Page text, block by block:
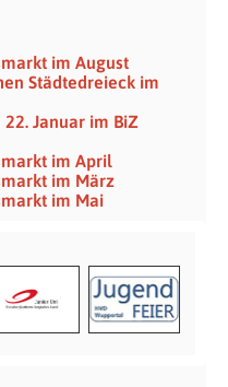
im August
Städtedreieck im
Januar im BiZ
im April
im März
im Mai